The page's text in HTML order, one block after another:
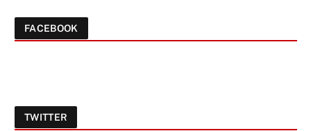
FACEBOOK
TWITTER